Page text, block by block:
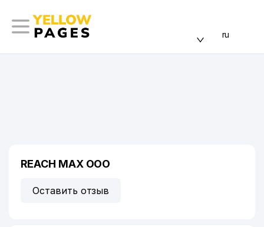
ru
REACH MAX ООО
Оставить отзыв